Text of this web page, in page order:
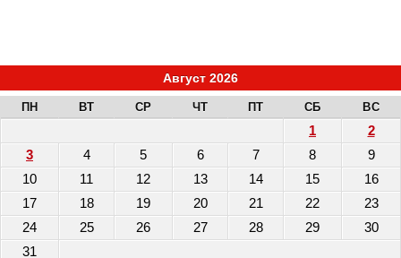
Август 2026
ПН ВТ СР ЧТ ПТ СБ ВС
1
2
3
4 5 6 7 8
9
10
11 12 13 14 15
16
17
18 19 20 21 22
23
24
25 26 27 28 29
30
31